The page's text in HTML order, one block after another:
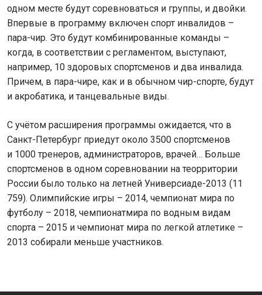
одном месте будут соревноваться и группы, и двойки.
Впервые в программу включен спорт инвалидов –
пара-чир. Это будут комбинированные команды –
когда, в соответствии с регламентом, выступают,
например, 10 здоровых спортсменов и два инвалида.
Причем, в пара-чире, как и в обычном чир-спорте, будут
и акробатика, и танцевальные виды.
С учётом расширения программы ожидается, что в
Санкт-Петербург приедут около 3500 спортсменов
и 1000 тренеров, администраторов, врачей… Больше
спортсменов в одном соревновании на теорритории
России было только на летней Универсиаде-2013 (11
759). Олимпийские игры – 2014, чемпионат мира по
футболу – 2018, чемпионатмира по водным видам
спорта – 2015 и чемпионат мира по легкой атлетике –
2013 собирали меньше участников.